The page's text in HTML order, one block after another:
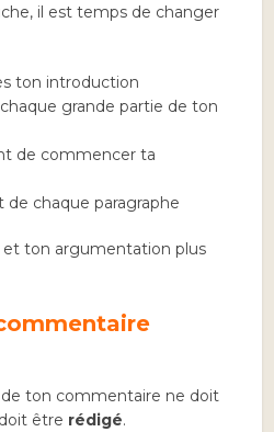
il est temps de changer
ton introduction
grande partie de ton
de commencer ta
de chaque paragraphe
et ton argumentation plus
de ton commentaire ne doit
être rédigé.